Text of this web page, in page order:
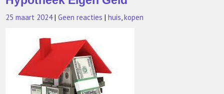
25 maart 2024 |Geen reacties |huis,kopen